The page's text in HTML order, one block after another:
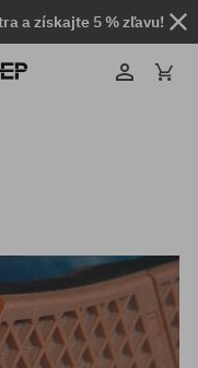
a získajte 5 % zľavu!